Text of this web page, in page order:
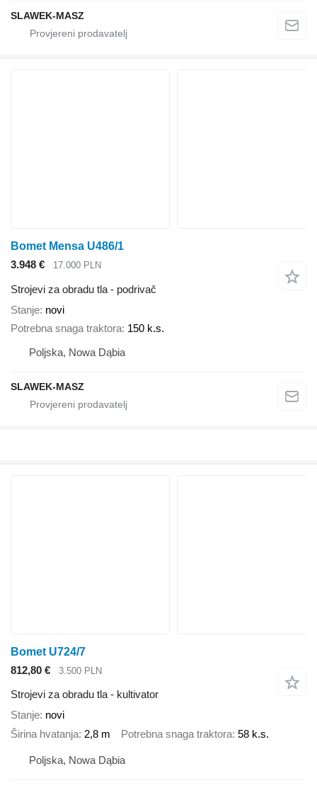
SLAWEK-MASZ
Bomet Mensa U486/1
3.948 €
17.000 PLN
Strojevi za obradu tla - podrivač
Stanje novi
Potrebna snaga traktora 150 k.s.
Poljska, Nowa Dąbia
SLAWEK-MASZ
Bomet U724/7
812,80 €
3.500 PLN
Strojevi za obradu tla - kultivator
Stanje novi
Širina hvatanja 2,8 m Potrebna snaga traktora 58 k.s.
Poljska, Nowa Dąbia